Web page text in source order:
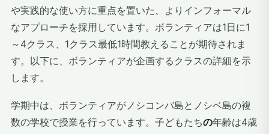
や実践的な使い方に重点を置いた、よりインフォーマル
なアプローチを採用しています。ボランティアは1日に1
～4クラス、1クラス最低1時間教えることが期待されま
す。以下に、ボランティアが企画するクラスの詳細を示
します。
学期中は、ボランティアがノシコンバ島とノシベ島の複
数の学校で授業を行っています。子どもたちの年齢は4歳